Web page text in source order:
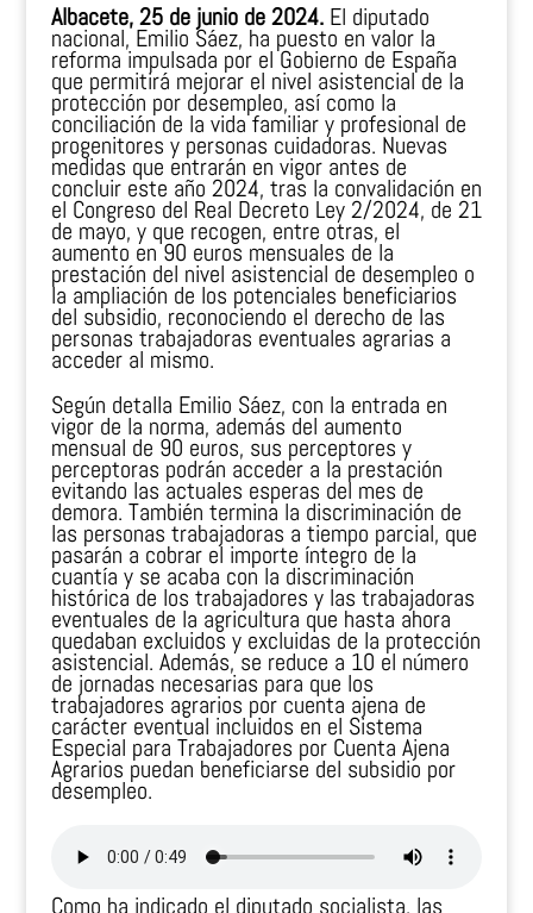
Albacete, 25 de junio de 2024.El diputado
nacional, Emilio Sáez, ha puesto en valor la
reforma impulsada por el Gobierno de España
que permitirá mejorar el nivel asistencial de la
protección por desempleo, así como la
conciliación de la vida familiar y profesional de
progenitores y personas cuidadoras. Nuevas
medidas que entrarán en vigor antes de
concluir este año 2024, tras la convalidación en
el Congreso del Real Decreto Ley 2/2024, de 21
de mayo, y que recogen, entre otras, el
aumento en 90 euros mensuales de la
prestación del nivel asistencial de desempleo o
la ampliación de los potenciales beneficiarios
del subsidio, reconociendo el derecho de las
personas trabajadoras eventuales agrarias a
acceder al mismo.
Según detalla Emilio Sáez, con la entrada en
vigor de la norma, además del aumento
mensual de 90 euros, sus perceptores y
perceptoras podrán acceder a la prestación
evitando las actuales esperas del mes de
demora. También termina la discriminación de
las personas trabajadoras a tiempo parcial, que
pasarán a cobrar el importe íntegro de la
cuantía y se acaba con la discriminación
histórica de los trabajadores y las trabajadoras
eventuales de la agricultura que hasta ahora
quedaban excluidos y excluidas de la protección
asistencial. Además, se reduce a 10 el número
de jornadas necesarias para que los
trabajadores agrarios por cuenta ajena de
carácter eventual incluidos en el Sistema
Especial para Trabajadores por Cuenta Ajena
Agrarios puedan beneficiarse del subsidio por
desempleo.
Como ha indicado el diputado socialista, las